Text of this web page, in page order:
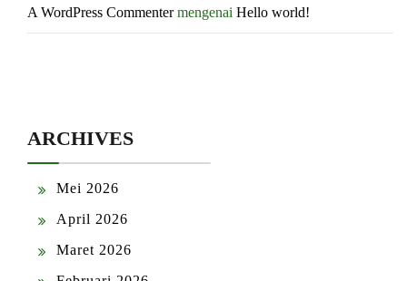
A WordPress Commentermengenai Hello world!
ARCHIVES
Mei 2026
April 2026
Maret 2026